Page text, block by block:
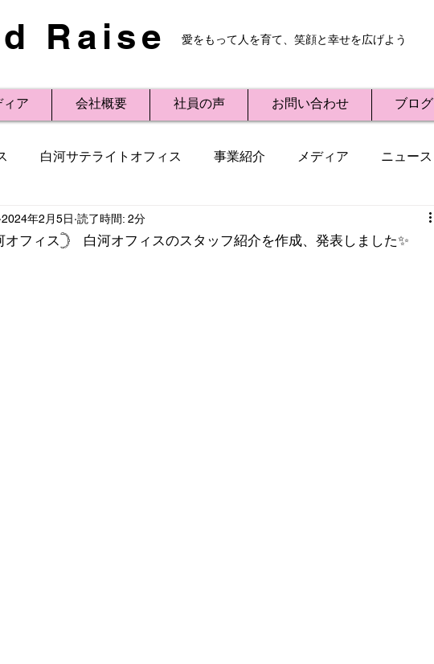
Raise 愛をもって人を育て、笑顔と幸せを広げよう
ィア 会社概要 社員の声 お問い合わせ ブログ
白河サテライトオフィス 事業紹介 メディア ニュース
リリース Small Talk
オフィス𓊇 白河オフィスのスタッフ紹介を作成、発表しました✨
2024年2月5日 読了時間: 2分